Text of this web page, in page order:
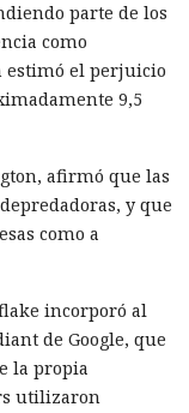
parte de los
como
estimó el perjuicio
9,5
afirmó que las
y que
como a
incorporó al
de Google, que
la propia
utilizaron